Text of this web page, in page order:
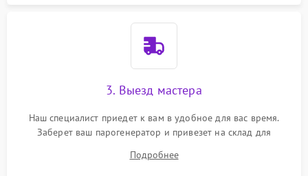
3. Выезд мастера
Наш специалист приедет к вам в удобное для вас время.
Заберет ваш парогенератор и привезет на склад для
Подробнее